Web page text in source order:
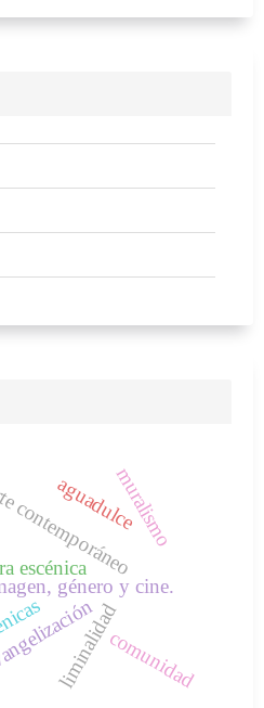
género y cine.
liminalidad
escénica
muralismo
aguadulce
comunidad